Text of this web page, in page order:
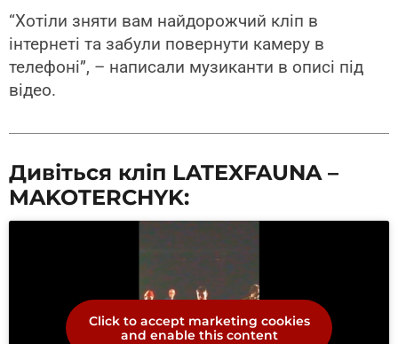
“Хотіли зняти вам найдорожчий кліп в
інтернеті та забули повернути камеру в
телефоні”, – написали музиканти в описі під
відео.
Дивіться кліп LATEXFAUNA –
MAKOTERCHYK:
Click to accept marketing cookies
and enable this content